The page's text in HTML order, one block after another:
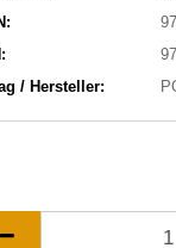
/ Hersteller: